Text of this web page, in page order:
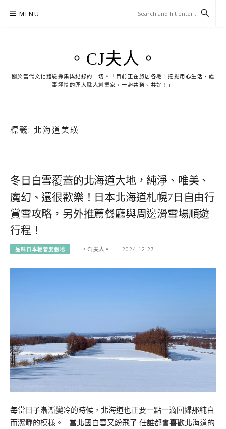
MENU
。CJ夫人。
關於當代文化體驗採集與紀錄的一切。「目前正在旅居各地，挖掘用心生活、處
事謹慎的匠人職人創業家，一起共榮、共好！」
標籤: 北海道美瑛
冬日白雪覆蓋的北海道大地，純淨、唯美、
魔幻、還很歡樂！日本北海道札幌7日自由行
賞雪攻略，另外推薦餐廳與周邊滑雪場順遊
行程！
品味日本輕奢度假地 。CJ夫人。 2024-12-27
每當日子漸漸變冷的時候，北海道也正要一點一滴回歸那純白
而潔靜的模樣。 當北國白雪又紛飛了 任誰都會喜歡北海道的